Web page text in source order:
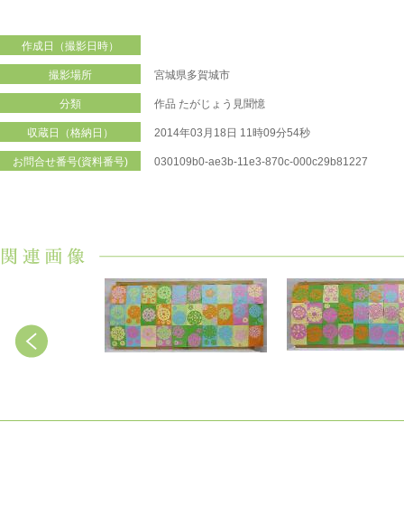
作成日（撮影日時）
撮影場所 宮城県多賀城市
分類 作品 たがじょう見聞憶
収蔵日（格納日） 2014年03月18日 11時09分54秒
お問合せ番号(資料番号) 030109b0-ae3b-11e3-870c-000c29b81227